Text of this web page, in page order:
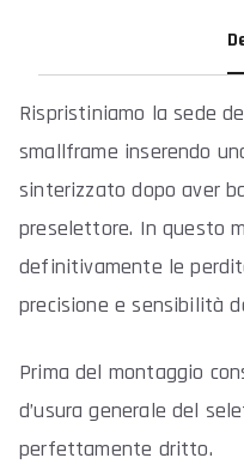
R,
125
Primavera,
ET3,
PK)
quantità
Rispristiniamo la sede
smallframe inserendo
sinterizzato dopo aver
preselettore. In questo
definitivamente le
precisione e sensibilità
Prima del montaggio
d’usura generale del
perfettamente dritto.